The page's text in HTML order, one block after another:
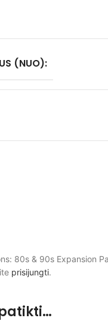
(NUO):
80s & 90s Expansion
prisijungti.